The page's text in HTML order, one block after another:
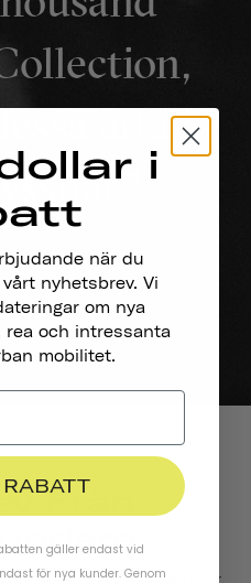
åtta år
Från
fanns ett behov av hjälmar
i
när du
nyhetsbrev. Vi
om nya
rea och intressanta
mobilitet.
gäller endast vid
för nya kunder. Genom